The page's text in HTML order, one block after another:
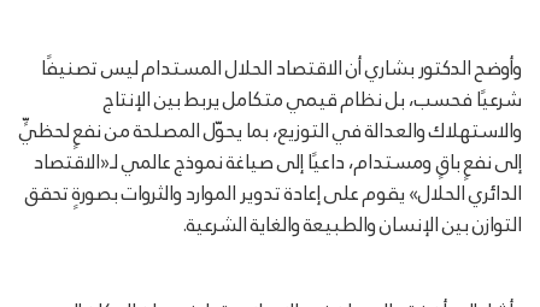
وأوضح الدكتور بشاري أن الاقتصاد الحلال المستدام ليس تصنيفًا
شرعيًا فحسب، بل نظام قيمي متكامل يربط بين الإنتاج
والاستهلاك والعدالة في التوزيع، بما يحوّل المصلحة من نفعٍ لحظيٍّ
إلى نفعٍ باقٍ ومستدام، داعيًا إلى صياغة نموذج عالمي لـ«الاقتصاد
الدائري الحلال» يقوم على إعادة تدوير الموارد والثروات بصورةٍ تحقق
التوازن بين الإنسان والطبيعة والغاية الشرعية.